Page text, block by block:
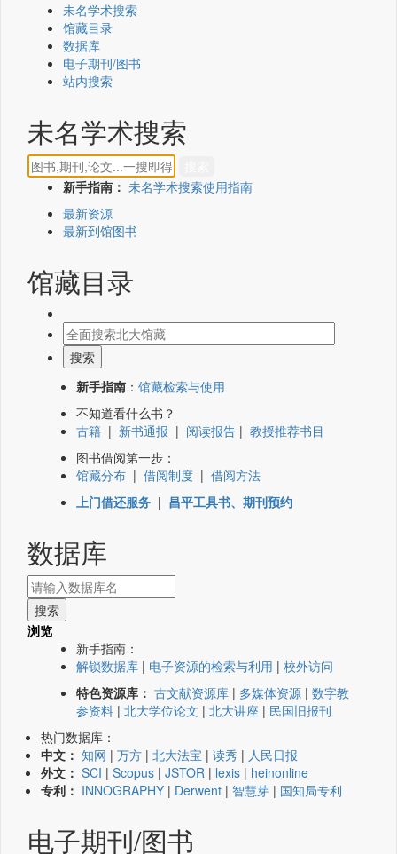
未名学术搜索
馆藏目录
数据库
电子期刊/图书
站内搜索
未名学术搜索
新手指南： 未名学术搜索使用指南
最新资源
最新到馆图书
馆藏目录
新手指南 ： 馆藏检索与使用
不知道看什么书？
古籍 | 新书通报 | 阅读报告 | 教授推荐书目
图书借阅第一步：
馆藏分布 | 借阅制度 | 借阅方法
上门借还服务 | 昌平工具书、期刊预约
数据库
浏览
新手指南：
解锁数据库 | 电子资源的检索与利用 | 校外访问
特色资源库： 古文献资源库 | 多媒体资源 | 数字教
参资料 | 北大学位论文 | 北大讲座 | 民国旧报刊
热门数据库：
中文： 知网 | 万方 | 北大法宝 | 读秀 | 人民日报
外文： SCI | Scopus | JSTOR | lexis | heinonline
专利： INNOGRAPHY | Derwent | 智慧芽 | 国知局专利
电子期刊/图书